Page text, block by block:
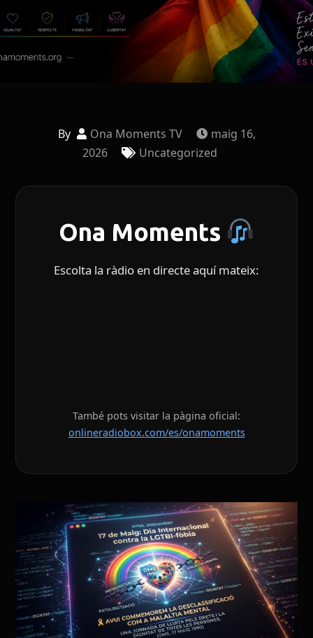
By Ona Moments TV
maig 16,
2026
Uncategorized
Ona Moments
Escolta la ràdio en directe aquí mateix:
També pots visitar la pàgina oficial:
onlineradiobox.com/es/onamoments